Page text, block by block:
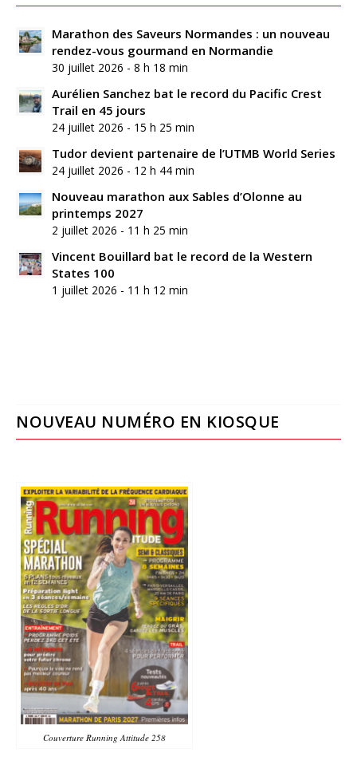
Marathon des Saveurs Normandes : un nouveau
rendez-vous gourmand en Normandie
30 juillet 2026 - 8 h 18 min
Aurélien Sanchez bat le record du Pacific Crest
Trail en 45 jours
24 juillet 2026 - 15 h 25 min
Tudor devient partenaire de l’UTMB World Series
24 juillet 2026 - 12 h 44 min
Nouveau marathon aux Sables d’Olonne au
printemps 2027
2 juillet 2026 - 11 h 25 min
Vincent Bouillard bat le record de la Western
States 100
1 juillet 2026 - 11 h 12 min
NOUVEAU NUMÉRO EN KIOSQUE
Couverture Running Attitude 258